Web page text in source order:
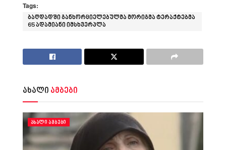
Tags:
ბაღდადში განხორციელებულმა მორიგმა ტერაქტებმა
65 ადამიანი იმსხვერპლა
ახალი ამბები
ᲐᲮᲐᲚᲘ ᲐᲛᲑᲔᲑᲘ